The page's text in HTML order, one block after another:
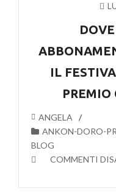
IL
PREMIO
ANGELA
ANKON-DORO-
BLOG
COMMENTI
SU
ACQUISTARE